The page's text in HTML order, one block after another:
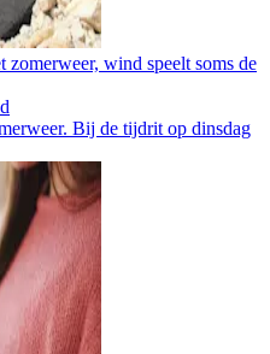
zomerweer, wind speelt soms de
Bij de tijdrit op dinsdag